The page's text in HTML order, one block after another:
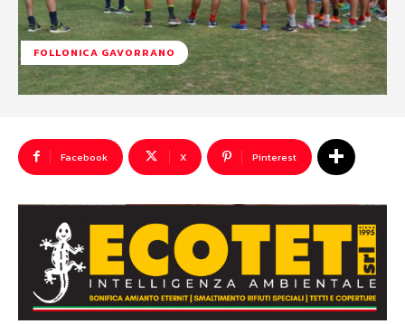
FOLLONICA GAVORRANO
Facebook X Pinterest